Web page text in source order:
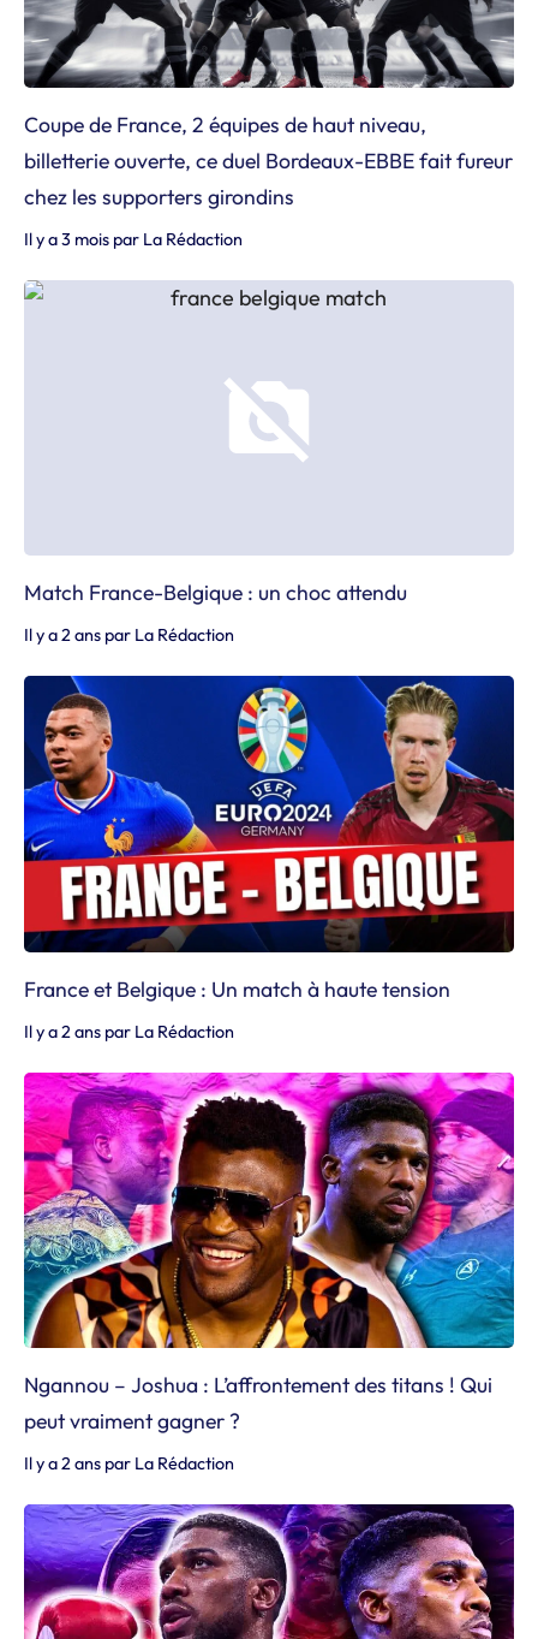
Coupe de France, 2 équipes de haut niveau,
billetterie ouverte, ce duel Bordeaux-EBBE fait fureur
chez les supporters girondins
Il y a 3 mois par La Rédaction
Match France-Belgique : un choc attendu
Il y a 2 ans par La Rédaction
France et Belgique : Un match à haute tension
Il y a 2 ans par La Rédaction
Ngannou – Joshua : L’affrontement des titans ! Qui
peut vraiment gagner ?
Il y a 2 ans par La Rédaction